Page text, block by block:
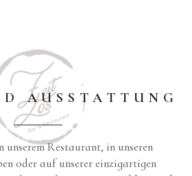
AUSSTATTUNG
unserem Restaurant, in unseren
oder auf unserer einzigartigen